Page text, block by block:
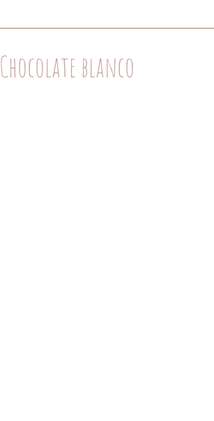
Chocolate blanco